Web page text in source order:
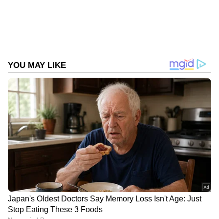
DOWNLOAD APP
RECOMMENDED STORIES